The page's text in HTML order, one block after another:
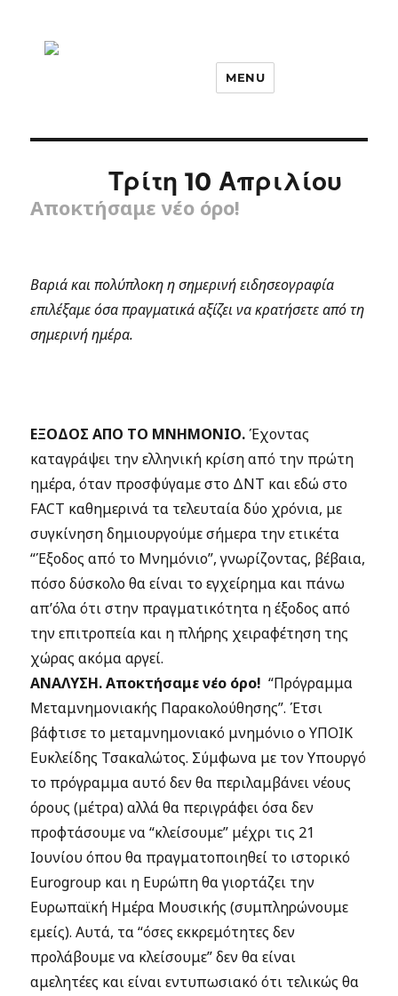
MENU
Τρίτη 10 Απριλίου
Αποκτήσαμε νέο όρο!
Βαριά και πολύπλοκη η σημερινή ειδησεογραφία
επιλέξαμε όσα πραγματικά αξίζει να κρατήσετε από τη
σημερινή ημέρα.
ΕΞΟΔΟΣ ΑΠΟ ΤΟ ΜΝΗΜΟΝΙΟ.Έχοντας
καταγράψει την ελληνική κρίση από την πρώτη
ημέρα, όταν προσφύγαμε στο ΔΝΤ και εδώ στο
FACT καθημερινά τα τελευταία δύο χρόνια, με
συγκίνηση δημιουργούμε σήμερα την ετικέτα
“Έξοδος από το Μνημόνιο”, γνωρίζοντας, βέβαια,
πόσο δύσκολο θα είναι το εγχείρημα και πάνω
απ’όλα ότι στην πραγματικότητα η έξοδος από
την επιτροπεία και η πλήρης χειραφέτηση της
χώρας ακόμα αργεί.
ΑΝΑΛΥΣΗ. Αποκτήσαμε νέο όρο! “Πρόγραμμα
Μεταμνημονιακής Παρακολούθησης”. Έτσι
βάφτισε το μεταμνημονιακό μνημόνιο ο ΥΠΟΙΚ
Ευκλείδης Τσακαλώτος. Σύμφωνα με τον Υπουργό
το πρόγραμμα αυτό δεν θα περιλαμβάνει νέους
όρους (μέτρα) αλλά θα περιγράφει όσα δεν
προφτάσουμε να “κλείσουμε” μέχρι τις 21
Ιουνίου όπου θα πραγματοποιηθεί το ιστορικό
Eurogroup και η Ευρώπη θα γιορτάζει την
Ευρωπαϊκή Ημέρα Μουσικής (συμπληρώνουμε
εμείς). Αυτά, τα “όσες εκκρεμότητες δεν
προλάβουμε να κλείσουμε” δεν θα είναι
αμελητέες και είναι εντυπωσιακό ότι τελικώς θα